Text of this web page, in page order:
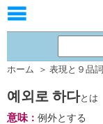
ホーム ＞ 表現と９品詞
예외로 하다とは
意味： 例外とする